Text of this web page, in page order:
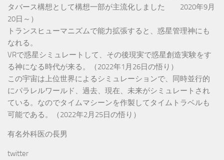
タバース構想として構想一部が主流化しました 2020年9月
20日～）
トランスヒューマニズムで能力拡張すると、惑星管理神にも
なれる。
VRで惑星シミュレートして、その後現実で惑星創造実験をす
る神になる時代が来る。（2022年1月26日の悟り）
この宇宙は上位世界によるシミュレーションで、同時並行的
にパラレルワールド、過去、現在、未来がシミュレートされ
ている。なのでタイムマシーンを作製してタイムトラベルも
可能である。（2022年2月25日の悟り）
有名外科医の長男
twitter